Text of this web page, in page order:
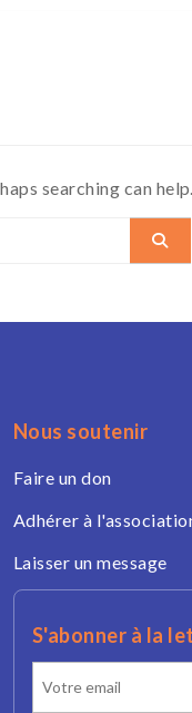
searching can help.
Nous soutenir
Faire un don
Adhérer à
Laisser un message
S'abonner à la